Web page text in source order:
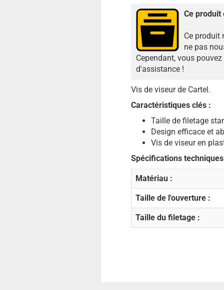
Ce produit
Ce produit
ne pas
Cependant, vous
d'assistance !
Vis de viseur de Cartel.
Caractéristiques clés :
Taille de filetage
Design efficace et
Vis de viseur en
Spécifications
Matériau :
Taille de l'ouverture :
Taille du filetage :